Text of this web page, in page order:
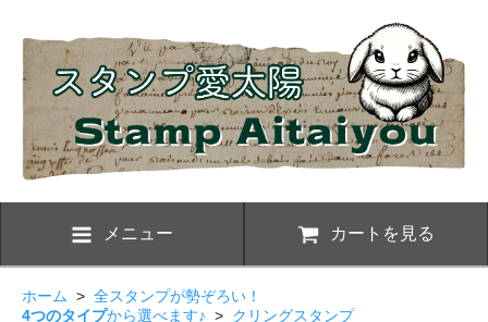
メニュー カートを見る
ホーム > 全スタンプが勢ぞろい！
4つのタイプから選べます♪ > クリングスタンプ